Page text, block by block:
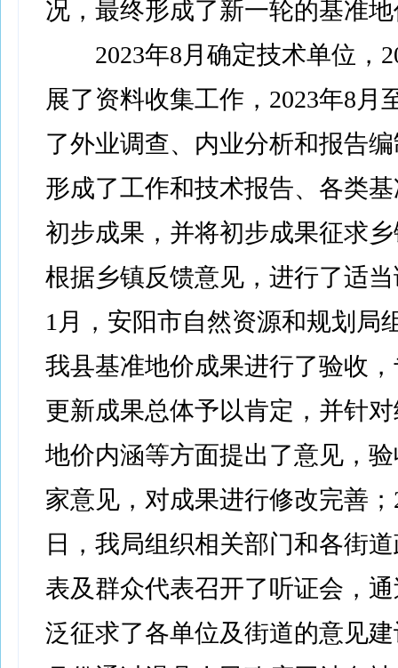
况，最终形成了新一轮的基准
2023年8月确定技术单位，
展了资料收集工作，2023年8月
了外业调查、内业分析和报告
形成了工作和技术报告、各类
初步成果，并将初步成果征求
根据乡镇反馈意见，进行了适当
1月，安阳市自然资源和规划局
我县基准地价成果进行了验收
更新成果总体予以肯定，并针
地价内涵等方面提出了意见，
家意见，对成果进行修改完善；
日，我局组织相关部门和各街
表及群众代表召开了听证会，
泛征求了各单位及街道的意见建